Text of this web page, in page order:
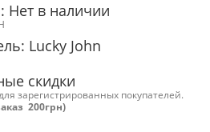
Нет в наличии
Lucky John
скидки
для зарегистрированных покупателей.
200грн)